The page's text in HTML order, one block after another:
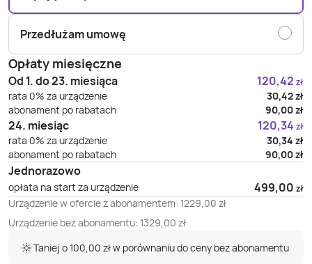
Przedłużam umowę
Opłaty miesięczne
Od 1. do 23. miesiąca 120,42 zł
rata 0% za urządzenie 30,42zł
abonament po rabatach
90,00zł
24. miesiąc 120,34 zł
rata 0% za urządzenie 30,34 zł
abonament po rabatach
90,00zł
Jednorazowo
opłata na start za urządzenie 499,00 zł
Urządzenie w ofercie z abonamentem: 1229,00 zł
Urządzenie bez abonamentu: 1329,00 zł
Taniej o 100,00 zł w porównaniu do ceny bez abonamentu